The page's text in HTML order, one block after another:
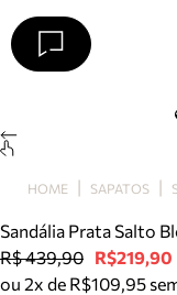
Papete
Scarpin
Mocassim
Bolsa
HOME SAPATOS
Sandália Prata Salto
R$ 439,90 R$219,90
ou 2x de R$109,95